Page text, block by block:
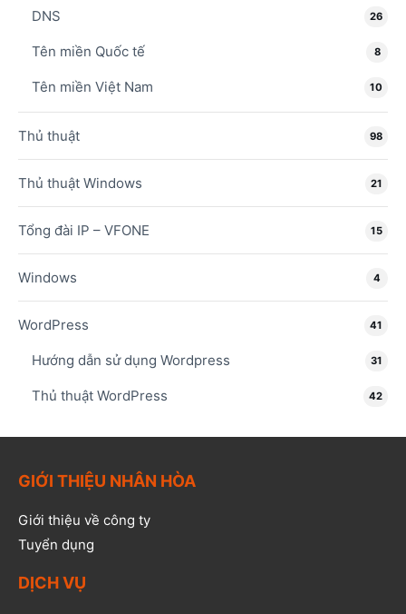
DNS 26
Tên miền Quốc tế 8
Tên miền Việt Nam 10
Thủ thuật 98
Thủ thuật Windows 21
Tổng đài IP – VFONE 15
Windows 4
WordPress 41
Hướng dẫn sử dụng Wordpress 31
Thủ thuật WordPress 42
GIỚI THIỆU NHÂN HÒA
Giới thiệu về công ty
Tuyển dụng
DỊCH VỤ